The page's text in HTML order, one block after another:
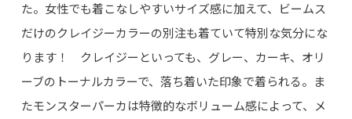
た。女性でも着こなしやすいサイズ感に加えて、ビームス
だけのクレイジーカラーの別注も着ていて特別な気分にな
ります！ クレイジーといっても、グレー、カーキ、オリ
ーブのトーナルカラーで、落ち着いた印象で着られる。ま
たモンスターパーカは特徴的なボリューム感によって、メ